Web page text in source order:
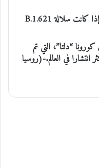
لا يعرف الأطباء بعد على وجه اليقين ما إذا كانت سلالة B.1.621
“دلتا”، التي تم
انتشارا في العالم.-(روسيا